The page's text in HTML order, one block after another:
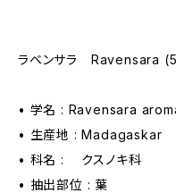
ラベンサラ Ravensara
• 学名 : Ravensara
• 生産地 : Madagaskar
• 科名 : クスノキ科
• 抽出部位 : 葉